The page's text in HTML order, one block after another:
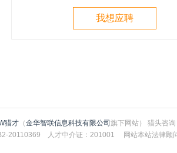
我想应聘
猎才 （金华智联信息科技有限公司 旗下网站） 猎头咨
20110369 人才中介证：201001 网站本站法律顾